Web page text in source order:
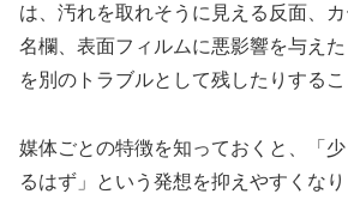
は、汚れを取れそうに見える反面、
名欄、表面フィルムに悪影響を与え
を別のトラブルとして残したりするこ
媒体ごとの特徴を知っておくと、「
るはず」という発想を抑えやすくなり